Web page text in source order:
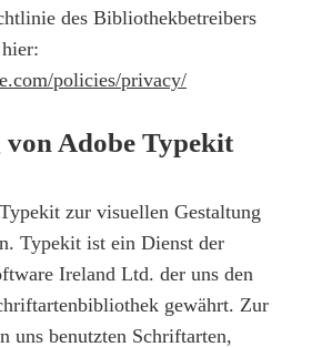
des Bibliothekbetreibers
policies/privacy/
von Adobe Typekit
zur visuellen Gestaltung
Typekit ist ein Dienst der
Ireland Ltd. der uns den
gewährt. Zur
uns benutzten Schriftarten,